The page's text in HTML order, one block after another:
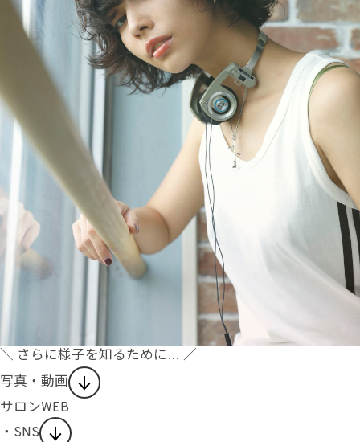
＼ さらに様子を知るために… ／
写真・動画
サロンWEB
・SNS